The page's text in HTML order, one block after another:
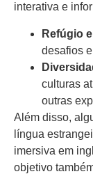
interativa e
Refúgio
desafios
culturas
outras
Além disso,
língua
imersiva em
objetivo